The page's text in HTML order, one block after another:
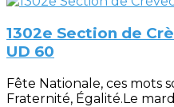
1302e Section de
UD 60
Fête Nationale, ces mots
Fraternité, Égalité.Le